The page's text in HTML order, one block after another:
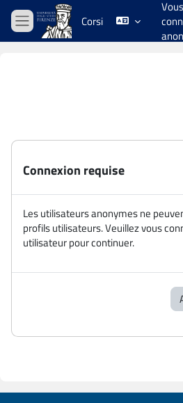
Passer au contenu principal
Panneau latéral
Corsi
Connexion requise
Les utilisateurs anonymes ne
profils utilisateurs. Veuillez vous
utilisateur pour continuer.